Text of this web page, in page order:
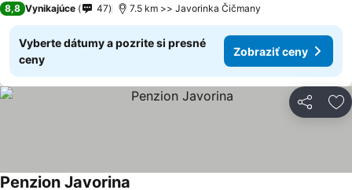
8,8 Vynikajúce 47 7.5 km >> Javorinka Čičmany
Vyberte dátumy a pozrite si presné
ceny
Zobraziť ceny
Zdieľať
Penzion Javorina